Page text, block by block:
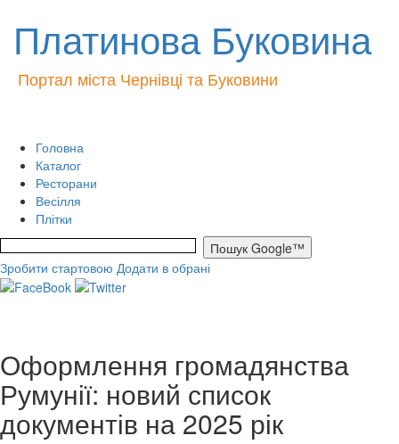
Платинова Буковина
Портал міста Чернівці та Буковини
Головна
Каталог
Ресторани
Весілля
Плітки
Зробити стартовою Додати в обрані
Оформлення громадянства
Румунії: новий список
документів на 2025 рік